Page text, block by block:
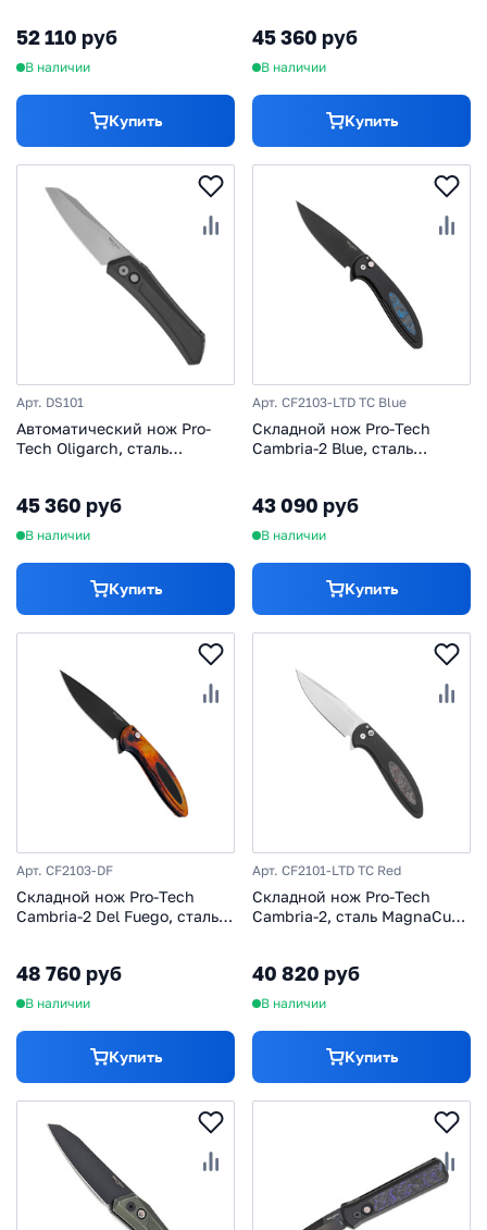
52 110 руб
В наличии
Купить
45 360 руб
В наличии
Купить
Арт. DS101
Автоматический нож Pro-
Tech Oligarch, сталь
45 360 руб
В наличии
Купить
Арт. CF2103-LTD TC Blue
Складной нож Pro-Tech
Cambria-2 Blue, сталь
43 090 руб
В наличии
Купить
Арт. CF2103-DF
Складной нож Pro-Tech
Cambria-2 Del Fuego, сталь
48 760 руб
В наличии
Купить
Арт. CF2101-LTD TC Red
Складной нож Pro-Tech
Cambria-2, сталь MagnaCut,
40 820 руб
В наличии
Купить